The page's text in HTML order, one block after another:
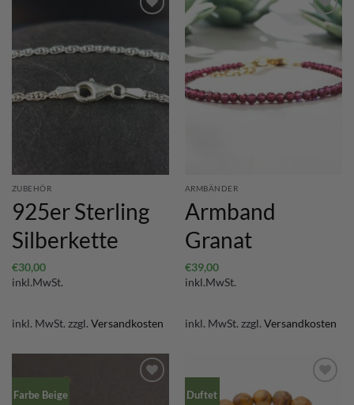
ZUBEHÖR
925er Sterling
Silberkette
€30,00
inkl.MwSt.
inkl. MwSt. zzgl. Versandkosten
ARMBÄNDER
Armband
Granat
€39,00
inkl.MwSt.
inkl. MwSt. zzgl. Versandkosten
Farbe Beige Duftet